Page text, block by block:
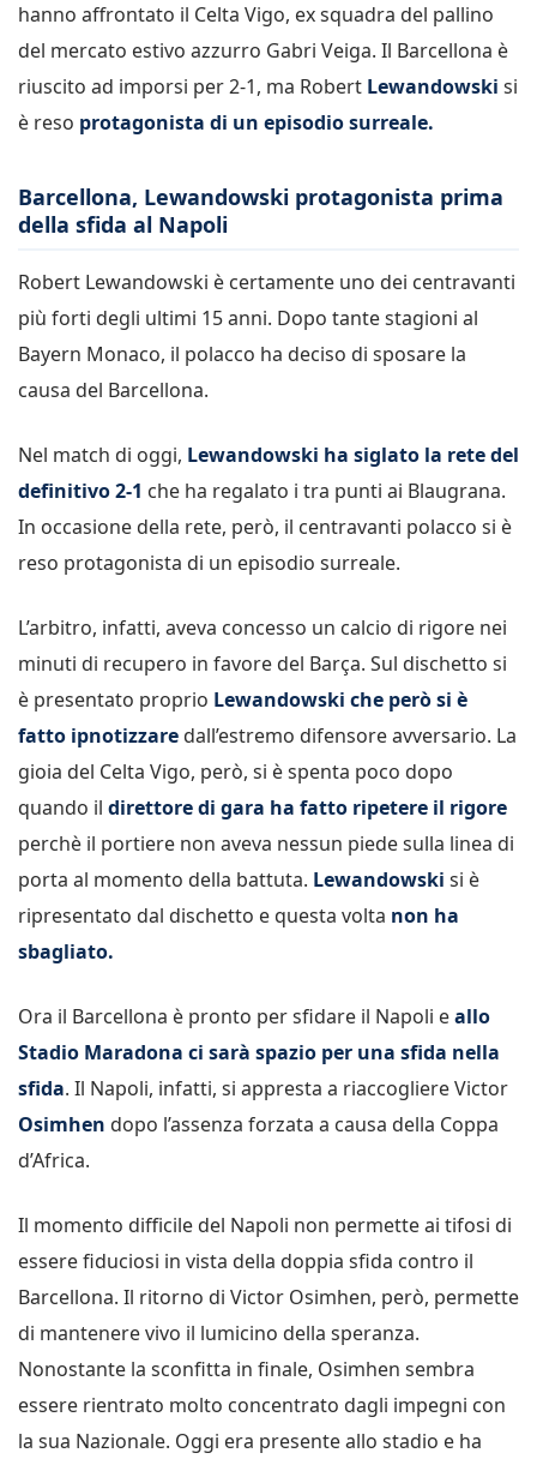
hanno affrontato il Celta Vigo, ex squadra del pallino
del mercato estivo azzurro Gabri Veiga. Il Barcellona è
riuscito ad imporsi per 2-1, ma Robert Lewandowski si
è reso protagonista di un episodio surreale.
Barcellona, Lewandowski protagonista prima
della sfida al Napoli
Robert Lewandowski è certamente uno dei centravanti
più forti degli ultimi 15 anni. Dopo tante stagioni al
Bayern Monaco, il polacco ha deciso di sposare la
causa del Barcellona.
Nel match di oggi, Lewandowski ha siglato la rete del
definitivo 2-1 che ha regalato i tra punti ai Blaugrana.
In occasione della rete, però, il centravanti polacco si è
reso protagonista di un episodio surreale.
L’arbitro, infatti, aveva concesso un calcio di rigore nei
minuti di recupero in favore del Barça. Sul dischetto si
è presentato proprio Lewandowski che però si è
fatto ipnotizzare dall’estremo difensore avversario. La
gioia del Celta Vigo, però, si è spenta poco dopo
quando il direttore di gara ha fatto ripetere il rigore
perchè il portiere non aveva nessun piede sulla linea di
porta al momento della battuta. Lewandowski si è
ripresentato dal dischetto e questa volta non ha
sbagliato.
Ora il Barcellona è pronto per sfidare il Napoli eallo
Stadio Maradona ci sarà spazio per una sfida nella
sfida. Il Napoli, infatti, si appresta a riaccogliere Victor
Osimhen dopo l’assenza forzata a causa della Coppa
d’Africa.
Il momento difficile del Napoli non permette ai tifosi di
essere fiduciosi in vista della doppia sfida contro il
Barcellona. Il ritorno di Victor Osimhen, però, permette
di mantenere vivo il lumicino della speranza.
Nonostante la sconfitta in finale, Osimhen sembra
essere rientrato molto concentrato dagli impegni con
la sua Nazionale. Oggi era presente allo stadio e ha